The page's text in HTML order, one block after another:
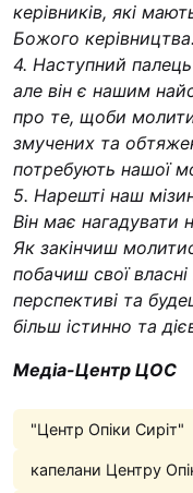
керівників, які
Божого керівництва.
4. Наступний
але він є нашим
про те, щоби
змучених та
потребують нашої
5. Нарешті наш
Він має нагадувати
Як закінчиш
побачиш свої
перспективі та
більш істинно та
Медіа-Центр ЦОС
"Центр Опіки Сиріт"
капелани Центру